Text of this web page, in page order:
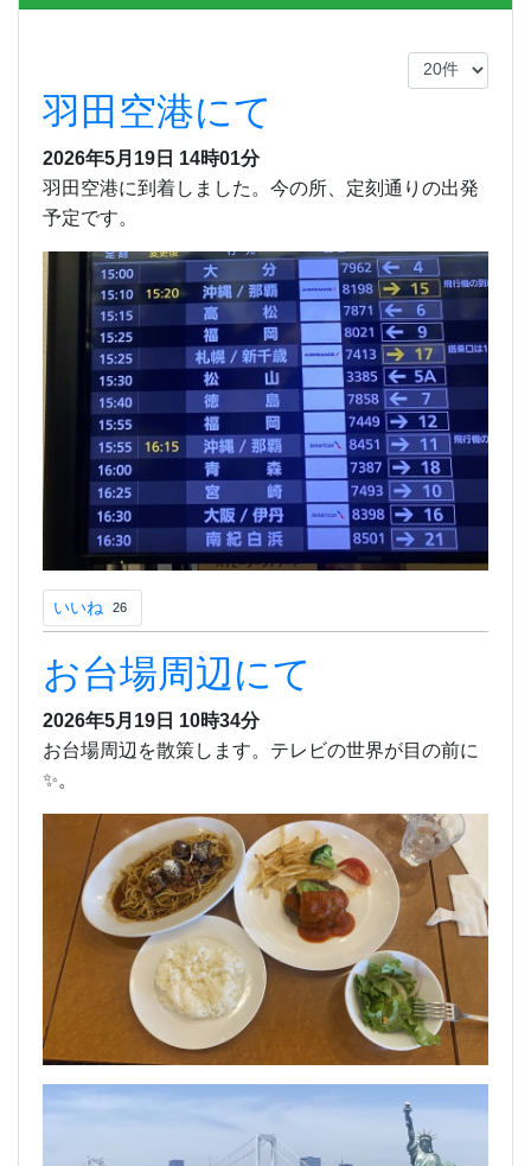
羽田空港にて
2026年5月19日 14時01分
羽田空港に到着しました。今の所、定刻通りの出発
予定です。
いいね 26
お台場周辺にて
2026年5月19日 10時34分
お台場周辺を散策します。テレビの世界が目の前に
✨。